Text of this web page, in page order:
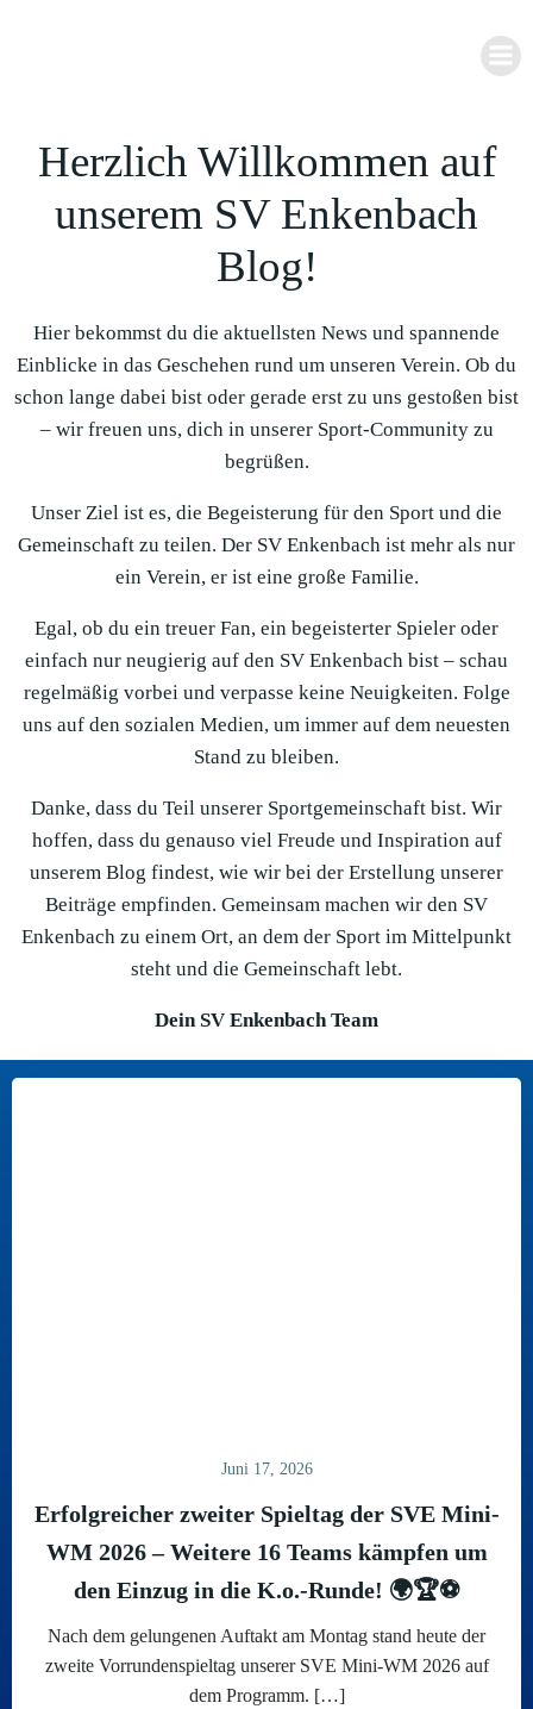
Herzlich Willkommen auf
unserem SV Enkenbach
Blog!
Hier bekommst du die aktuellsten News und spannende
Einblicke in das Geschehen rund um unseren Verein. Ob du
schon lange dabei bist oder gerade erst zu uns gestoßen bist
– wir freuen uns, dich in unserer Sport-Community zu
begrüßen.
Unser Ziel ist es, die Begeisterung für den Sport und die
Gemeinschaft zu teilen. Der SV Enkenbach ist mehr als nur
ein Verein, er ist eine große Familie.
Egal, ob du ein treuer Fan, ein begeisterter Spieler oder
einfach nur neugierig auf den SV Enkenbach bist – schau
regelmäßig vorbei und verpasse keine Neuigkeiten. Folge
uns auf den sozialen Medien, um immer auf dem neuesten
Stand zu bleiben.
Danke, dass du Teil unserer Sportgemeinschaft bist. Wir
hoffen, dass du genauso viel Freude und Inspiration auf
unserem Blog findest, wie wir bei der Erstellung unserer
Beiträge empfinden. Gemeinsam machen wir den SV
Enkenbach zu einem Ort, an dem der Sport im Mittelpunkt
steht und die Gemeinschaft lebt.
Dein SV Enkenbach Team
Juni 17, 2026
Erfolgreicher zweiter Spieltag der SVE Mini-
WM 2026 – Weitere 16 Teams kämpfen um
den Einzug in die K.o.-Runde! 🌍🏆⚽
Nach dem gelungenen Auftakt am Montag stand heute der
zweite Vorrundenspieltag unserer SVE Mini-WM 2026 auf
dem Programm. […]